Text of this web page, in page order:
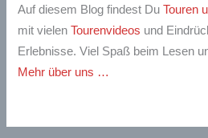
Auf diesem Blog findest DuTouren
mit vielenTourenvideos und
Erlebnisse. Viel Spaß beim Lesen
Mehr über uns …